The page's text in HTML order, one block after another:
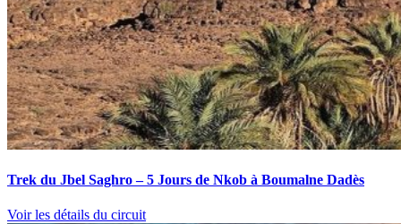
Trek du Jbel Saghro – 5 Jours de Nkob à Boumalne Dadès
Voir les détails du circuit